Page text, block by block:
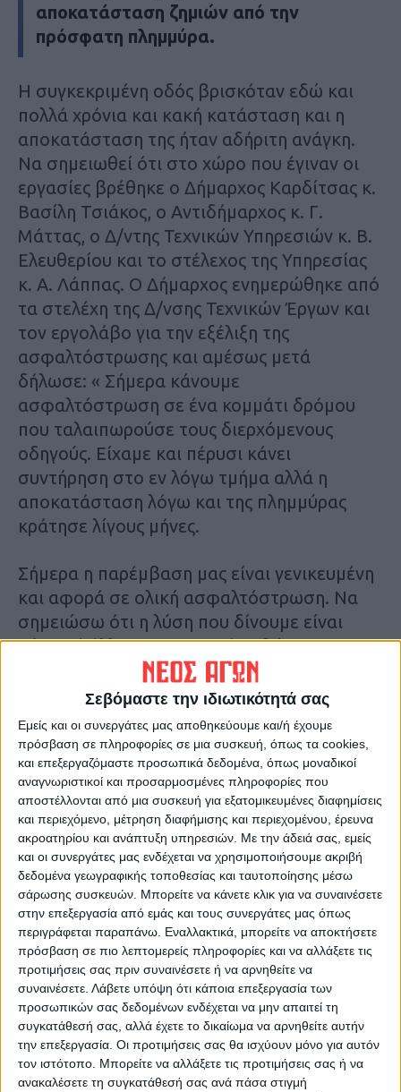
Σεβόμαστε την ιδιωτικότητά σας
Εμείς και οι συνεργάτες μας αποθηκεύουμε και/ή έχουμε
πρόσβαση σε πληροφορίες σε μια συσκευή, όπως τα cookies,
και επεξεργαζόμαστε προσωπικά δεδομένα, όπως μοναδικοί
αναγνωριστικοί και προσαρμοσμένες πληροφορίες που
αποστέλλονται από μια συσκευή για εξατομικευμένες διαφημίσεις
και περιεχόμενο, μέτρηση διαφήμισης και περιεχομένου, έρευνα
ακροατηρίου και ανάπτυξη υπηρεσιών. Με την άδειά σας, εμείς
και οι συνεργάτες μας ενδέχεται να χρησιμοποιήσουμε ακριβή
δεδομένα γεωγραφικής τοποθεσίας και ταυτοποίησης μέσω
σάρωσης συσκευών. Μπορείτε να κάνετε κλικ για να συναινέσετε
στην επεξεργασία από εμάς και τους συνεργάτες μας όπως
περιγράφεται παραπάνω. Εναλλακτικά, μπορείτε να αποκτήσετε
πρόσβαση σε πιο λεπτομερείς πληροφορίες και να αλλάξετε τις
προτιμήσεις σας πριν συναινέσετε ή να αρνηθείτε να
συναινέσετε. Λάβετε υπόψη ότι κάποια επεξεργασία των
προσωπικών σας δεδομένων ενδέχεται να μην απαιτεί τη
συγκατάθεσή σας, αλλά έχετε το δικαίωμα να αρνηθείτε αυτήν
την επεξεργασία. Οι προτιμήσεις σας θα ισχύουν μόνο για αυτόν
τον ιστότοπο. Μπορείτε να αλλάξετε τις προτιμήσεις σας ή να
ανακαλέσετε τη συγκατάθεσή σας ανά πάσα στιγμή
αποκατάσταση ζημιών από την
πρόσφατη πλημμύρα.
Η συγκεκριμένη οδός βρισκόταν εδώ και
πολλά χρόνια και κακή κατάσταση και η
αποκατάσταση της ήταν αδήριτη ανάγκη.
Να σημειωθεί ότι στο χώρο που έγιναν οι
εργασίες βρέθηκε ο Δήμαρχος Καρδίτσας κ.
Βασίλη Τσιάκος, ο Αντιδήμαρχος κ. Γ.
Μάττας, ο Δ/ντης Τεχνικών Υπηρεσιών κ. Β.
Ελευθερίου και το στέλεχος της Υπηρεσίας
κ. Α. Λάππας. Ο Δήμαρχος ενημερώθηκε από
τα στελέχη της Δ/νσης Τεχνικών Έργων και
τον εργολάβο για την εξέλιξη της
ασφαλτόστρωσης και αμέσως μετά
δήλωσε: « Σήμερα κάνουμε
ασφαλτόστρωση σε ένα κομμάτι δρόμου
που ταλαιπωρούσε τους διερχόμενους
οδηγούς. Είχαμε και πέρυσι κάνει
συντήρηση στο εν λόγω τμήμα αλλά η
αποκατάσταση λόγω και της πλημμύρας
κράτησε λίγους μήνες.
Σήμερα η παρέμβαση μας είναι γενικευμένη
και αφορά σε ολική ασφαλτόστρωση. Να
σημειώσω ότι η λύση που δίνουμε είναι
ούτως ή άλλως προσωρινή καθώς η
οριστική λύση θα δοθεί μέσα από την
ολοκλήρωση του Νότιου Περιφερειακού
που θα διέρχεται από αυτή τη περιοχή, έργο
που ήδη έχει δημοπρατηθεί από την
Περιφερειακή Αρχή. Θέλω να ευχαριστήσω
τις Τεχνικές Υπηρεσίες για την προσπάθεια
τους και να διαβεβαιώσω τους πολίτες της
Καρδίτσας ότι συνεχίζουμε με γρήγορους
ρυθμούς το έργο των αποκαταστάσεων».
Να σημειωθεί ότι ήδη βρίσκονται σε εξέλιξη
έξι εργολαβίες σε όλο το Δήμο Καρδίτσας
συνολικού ύψους 2,1 εκ. ευρώ οι οποίες
αφορούν σε αποκαταστάσεις ζημιών που
προκάλεσε ο Ιανός.
Τελευταίες Ειδήσεις Σήμερα